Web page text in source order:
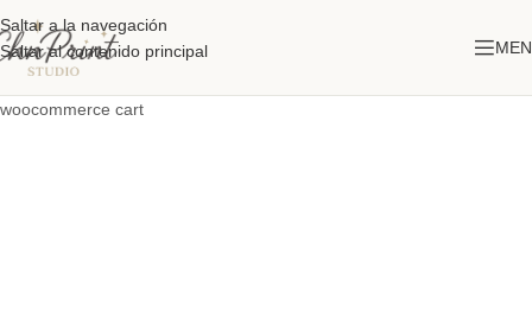
Saltar a la navegación
Saltar al contenido principal
woocommerce cart